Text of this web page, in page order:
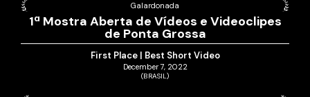
Galardonada
1ª Mostra Aberta de Vídeos e Videoclipes
de Ponta Grossa
First Place | Best Short Video
December 7, 2022
(BRASIL)